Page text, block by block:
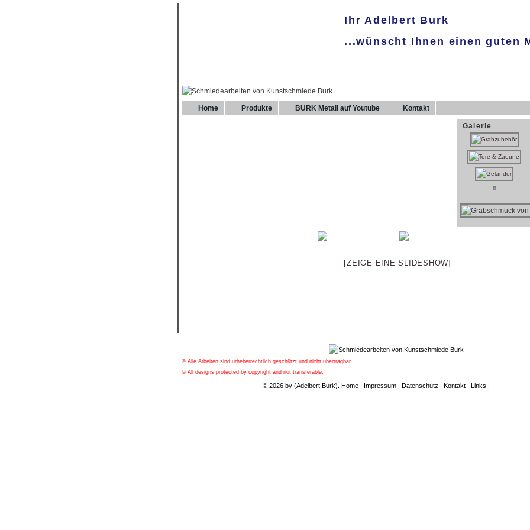
Ihr Adelbert Burk
...wünscht Ihnen einen guten
Home Produkte BURK Metall auf Youtube Kontakt
Galerie
[ZEIGE EINE SLIDESHOW]
© Alle Arbeiten sind urheberrechtlich geschützt und nicht übertragbar.
© All designs protected by copyright and not transferable.
© 2026 by (Adelbert Burk). Home| Impressum| Datenschutz | Kontakt| Links |